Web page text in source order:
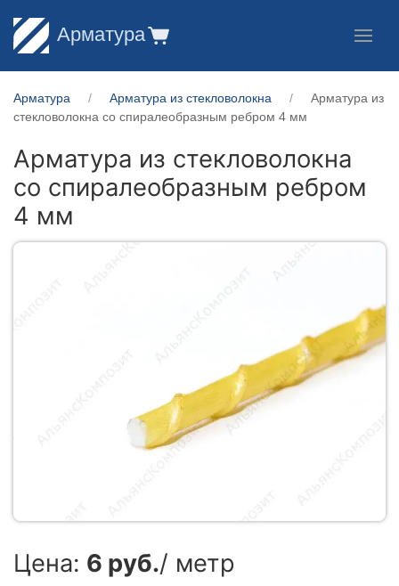
Арматура
Арматура Арматура из стекловолокна
Арматура из
стекловолокна со спиралеобразным ребром 4 мм
Арматура из стекловолокна
со спиралеобразным ребром
4 мм
Цена: 6 руб./ метр